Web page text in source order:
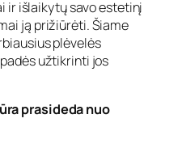
ir išlaikytų savo estetinį
ją prižiūrėti. Šiame
plėvelės
užtikrinti jos
prasideda nuo